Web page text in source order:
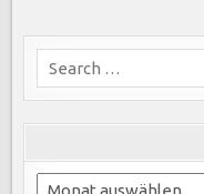
Search
for:
Archiv